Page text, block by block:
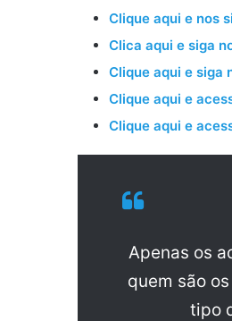
Clique aqui e nos
Clica aqui e siga
Clique aqui e siga
Clique aqui e
Clique aqui e
Apenas os
quem são
tipo